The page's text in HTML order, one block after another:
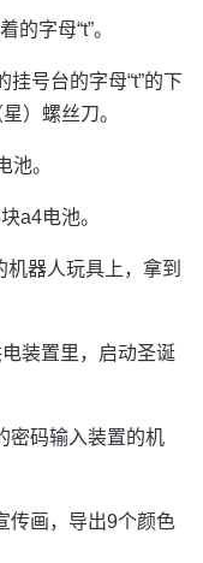
字母“t”。
挂号台的字母“t”的下
）螺丝刀。
池。
a4电池。
器人玩具上，拿到
装置里，启动圣诞
密码输入装置的机
传画，导出9个颜色